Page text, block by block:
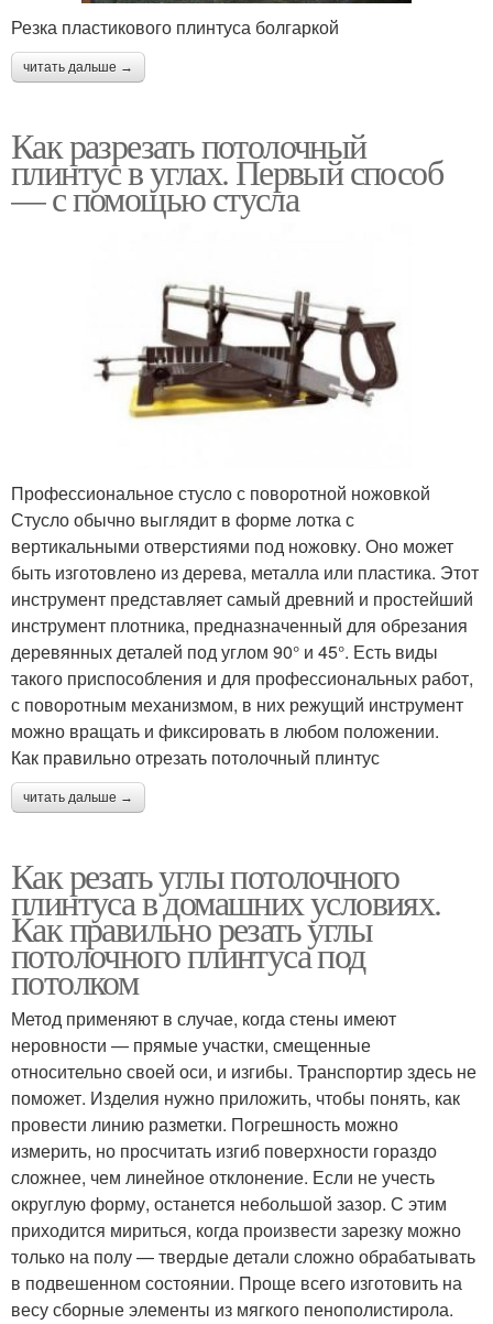
Резка пластикового плинтуса болгаркой
читать дальше →
Как разрезать потолочный
плинтус в углах. Первый способ
— с помощью стусла
Профессиональное стусло с поворотной ножовкой
Стусло обычно выглядит в форме лотка с
вертикальными отверстиями под ножовку. Оно может
быть изготовлено из дерева, металла или пластика. Этот
инструмент представляет самый древний и простейший
инструмент плотника, предназначенный для обрезания
деревянных деталей под углом 90° и 45°. Есть виды
такого приспособления и для профессиональных работ,
с поворотным механизмом, в них режущий инструмент
можно вращать и фиксировать в любом положении.
Как правильно отрезать потолочный плинтус
читать дальше →
Как резать углы потолочного
плинтуса в домашних условиях.
Как правильно резать углы
потолочного плинтуса под
потолком
Метод применяют в случае, когда стены имеют
неровности — прямые участки, смещенные
относительно своей оси, и изгибы. Транспортир здесь не
поможет. Изделия нужно приложить, чтобы понять, как
провести линию разметки. Погрешность можно
измерить, но просчитать изгиб поверхности гораздо
сложнее, чем линейное отклонение. Если не учесть
округлую форму, останется небольшой зазор. С этим
приходится мириться, когда произвести зарезку можно
только на полу — твердые детали сложно обрабатывать
в подвешенном состоянии. Проще всего изготовить на
весу сборные элементы из мягкого пенополистирола.